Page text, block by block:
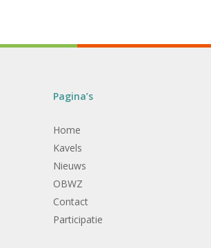
Pagina’s
Home
Kavels
Nieuws
OBWZ
Contact
Participatie